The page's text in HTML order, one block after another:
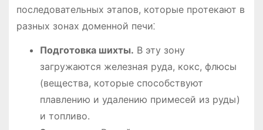
последовательных этапов, которые протекают в
разных зонах доменной печи⁚
Подготовка шихты. В эту зону
загружаются железная руда, кокс, флюсы
(вещества, которые способствуют
плавлению и удалению примесей из руды)
и топливо.